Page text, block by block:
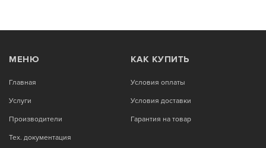
МЕНЮ
Главная
Услуги
Производители
Тех. документация
КАК КУПИТЬ
Условия оплаты
Условия доставки
Гарантия на товар